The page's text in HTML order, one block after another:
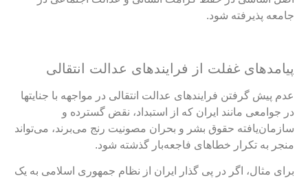
پذیرفته شود.
غفلت از فرایندهای عدالت انتقالی
عدم پیش گرفتن فرایندهای عدالت انتقالی در مواجهه با جنایت‎ها
جوامعی مانند ایران که از استبداد، نقض گسترده و
حقوق بشر و بحران مصونیت رنج می‌برند، می‌تواند
به تکرار خطاهای فاجعه‌بار گذشته شود.
مثال، اگر در پی گذار ایران از نظام جمهوری اسلامی به یک